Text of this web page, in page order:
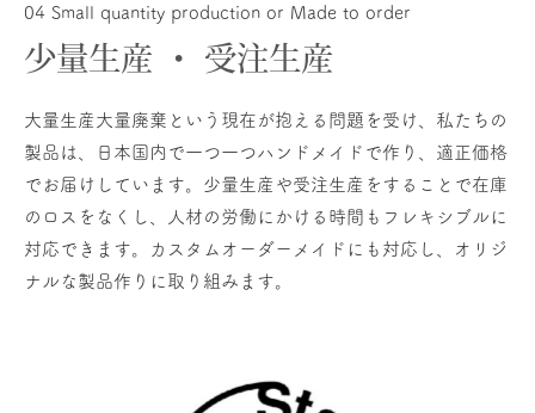
04 Small quantity production or Made to order
少量生産 ・ 受注生産
大量生産大量廃棄という現在が抱える問題を受け、私たちの
製品は、日本国内で一つ一つハンドメイドで作り、適正価格
でお届けしています。少量生産や受注生産をすることで在庫
のロスをなくし、人材の労働にかける時間もフレキシブルに
対応できます。カスタムオーダーメイドにも対応し、オリジ
ナルな製品作りに取り組みます。